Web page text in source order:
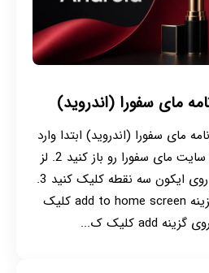
مای سفورا (اندروید)
مای سفورا (اندروید) ابتدا وارد
مرورگر chrome شوید و سایت مای سفورا رو باز کنید 2. لز
قسمت بالا سمت راست روی ایکون سه نقطه کلیک کنید 3.
از منوی باز شده روی گزینه add to home screen کلیک